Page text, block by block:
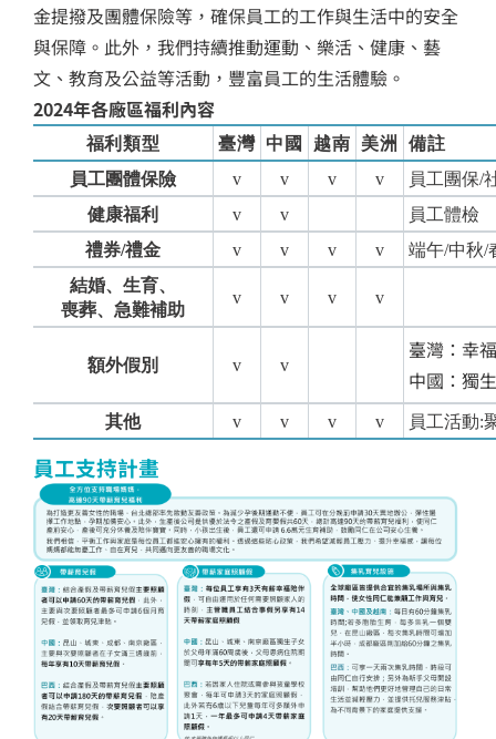
金提撥及團體保險等，確保員工的工作與生活中的安全
與保障。此外，我們持續推動運動、樂活、健康、藝
文、教育及公益等活動，豐富員工的生活體驗。
2024年各廠區福利內容
福利類型 臺灣 中國 越南 美洲
備註
員工團體保險
v v v v 員工團保/
健康福利
v v
員工體檢
禮券/禮金 v v v v 端午/中秋/
結婚、生育、
喪葬、急難補助
v v v v
額外假別 v v
臺灣：幸
中國：獨
其他 v v v v 員工活動:
員工支持計畫